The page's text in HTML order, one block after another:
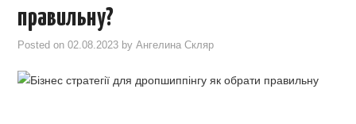
САЙТ БЕЗКОШТОВНО
CRM ДЛЯ ТОВАРКИ
правильну?
Posted on02.08.2023 byАнгелина Скляр